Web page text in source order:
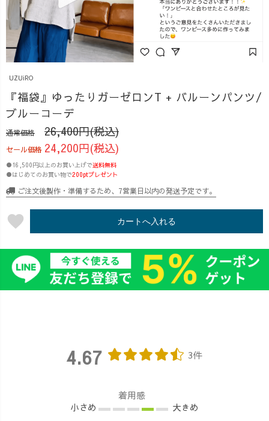
UZUiRO
『福袋』ゆったりガーゼロンT + バルーンパンツ/
ブルーコーデ
通常価格 26,400円(税込)
セール価格 24,200円(税込)
●16,500円以上のお買い上げで送料無料
●はじめてのお買い物で200ptプレゼント
ご注文後製作・準備するため、7営業日以内の発送予定です。
favorite カートへ入れる
4.67 3件
着用感
小さめ 大きめ